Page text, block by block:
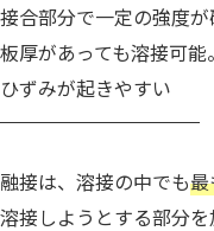
接合部分で一定の強度が
板厚があっても溶接可能。
ひずみが起きやすい
融接は、溶接の中でも
溶接しようとする部分